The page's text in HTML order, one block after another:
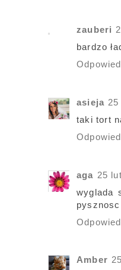
zauberi
bardzo
asieja
taki tort
aga 25
wyglada
Amber